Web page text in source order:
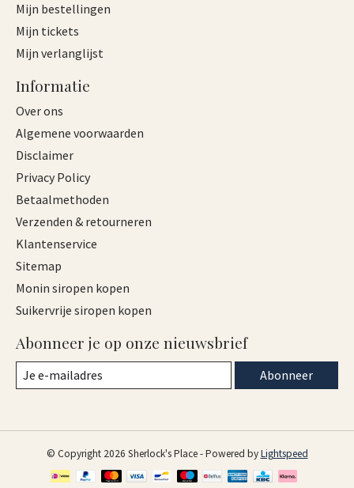
Mijn bestellingen
Mijn tickets
Mijn verlanglijst
Informatie
Over ons
Algemene voorwaarden
Disclaimer
Privacy Policy
Betaalmethoden
Verzenden & retourneren
Klantenservice
Sitemap
Monin siropen kopen
Suikervrije siropen kopen
Abonneer je op onze nieuwsbrief
Abonneer
© Copyright 2026 Sherlock's Place - Powered byLightspeed